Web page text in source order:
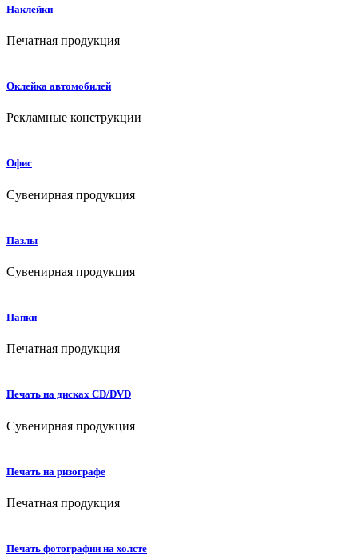
Наклейки
Печатная продукция
Оклейка автомобилей
Рекламные конструкции
Офис
Сувенирная продукция
Пазлы
Сувенирная продукция
Папки
Печатная продукция
Печать на дисках CD/DVD
Сувенирная продукция
Печать на ризографе
Печатная продукция
Печать фотографии на холсте